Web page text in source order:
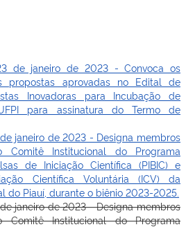
de janeiro de 2023 - Convoca os
propostas aprovadas no Edital de
Inovadoras para Incubação de
para assinatura do Termo de
janeiro de 2023 - Designa membros
Comitê Institucional do Programa
de Iniciação Científica (PIBIC) e
Científica Voluntária (ICV) da
do Piauí, durante o biênio 2023-2025.
janeiro de 2023 - Designa membros
Comitê Institucional do Programa